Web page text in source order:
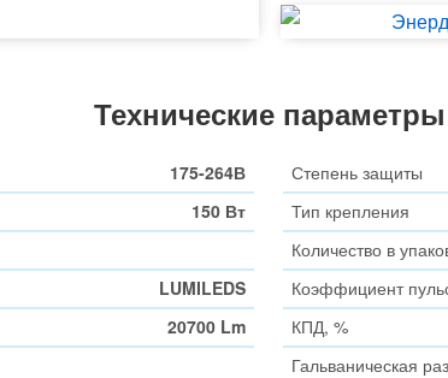
Технические параметры
175-264В
150 Вт
LUMILEDS
20700 Lm
Степень защиты
Тип крепления
Количество в
Коэффициент
КПД, %
Гальваническая